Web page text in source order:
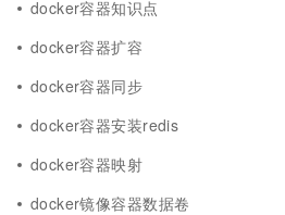
docker容器知识点
docker容器扩容
docker容器同步
docker容器安装redis
docker容器映射
docker镜像容器数据卷